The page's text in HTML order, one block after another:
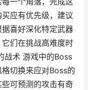
应有优先级，建议
喜好深化特定武器
们在挑战高难度时
战术 游戏中的Boss
切换来应对Boss的
可预测的攻击有奇